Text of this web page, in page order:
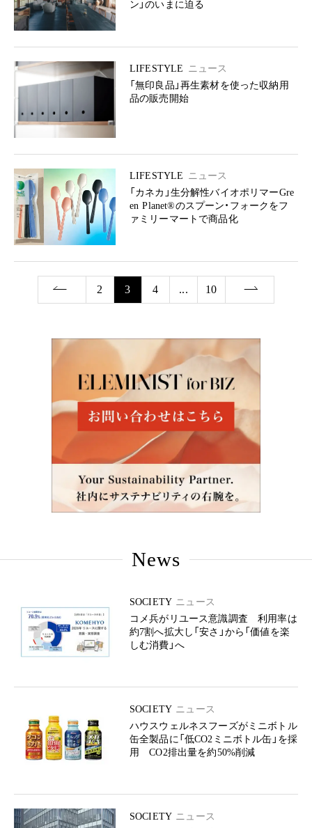
ン」のいまに迫る
LIFESTYLE ニュース
「無印良品」再生素材を使った収納用
品の販売開始
LIFESTYLE ニュース
「カネカ」生分解性バイオポリマーGre
en Planet®のスプーン・フォークをフ
ァミリーマートで商品化
2 3 4 ... 10
News
SOCIETY ニュース
コメ兵がリユース意識調査 利用率は
約7割へ拡大し「安さ」から「価値を楽
しむ消費」へ
SOCIETY ニュース
ハウスウェルネスフーズがミニボトル
缶全製品に「低CO2ミニボトル缶」を採
用 CO2排出量を約50%削減
SOCIETY ニュース